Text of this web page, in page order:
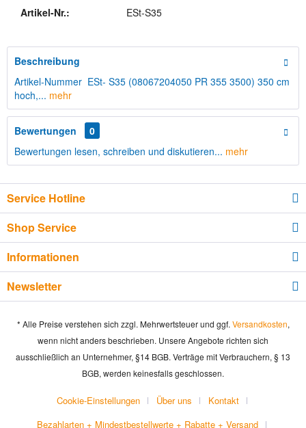
Artikel-Nr.: ESt-S35
Beschreibung
Artikel-Nummer ESt- S35 (08067204050 PR 355 3500) 350 cm
hoch,... mehr
Bewertungen
0
Bewertungen lesen, schreiben und diskutieren... mehr
Service Hotline
Shop Service
Informationen
Newsletter
* Alle Preise verstehen sich zzgl. Mehrwertsteuer und ggf. Versandkosten,
wenn nicht anders beschrieben. Unsere Angebote richten sich
ausschließlich an Unternehmer, §14 BGB. Verträge mit Verbrauchern, § 13
BGB, werden keinesfalls geschlossen.
Cookie-Einstellungen Über uns
Kontakt
Bezahlarten + Mindestbestellwerte + Rabatte + Versand